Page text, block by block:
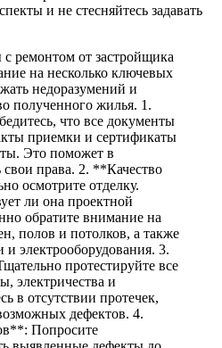
и не стесняйтесь задавать
ремонтом от застройщика
на несколько ключевых
недоразумений и
полученного жилья. 1.
что все документы
приемки и сертификаты
Это поможет в
права. 2. **Качество
осмотрите отделку.
ли она проектной
обратите внимание на
полов и потолков, а также
электрооборудования. 3.
протестируйте все
электричества и
в отсутствии протечек,
дефектов. 4.
Попросите